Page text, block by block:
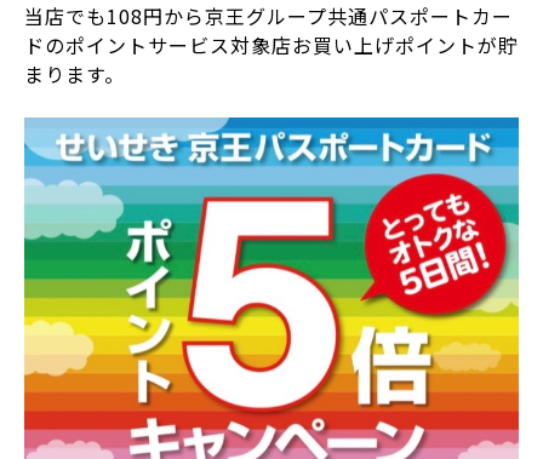
当店でも108円から京王グループ共通パスポートカー
ドのポイントサービス対象店お買い上げポイントが貯
まります。